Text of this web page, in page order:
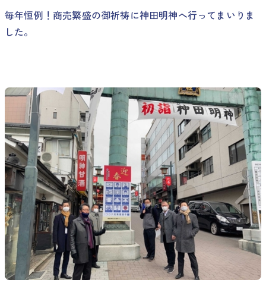
毎年恒例！商売繁盛の御祈祷に神田明神へ行ってまいりま
した。